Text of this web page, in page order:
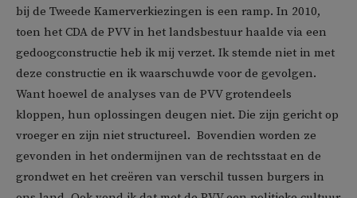
bij de Tweede Kamerverkiezingen is een ramp. In 2010,
toen het CDA de PVV in het landsbestuur haalde via een
gedoogconstructie heb ik mij verzet. Ik stemde niet in met
deze constructie en ik waarschuwde voor de gevolgen.
Want hoewel de analyses van de PVV grotendeels
kloppen, hun oplossingen deugen niet. Die zijn gericht op
vroeger en zijn niet structureel. Bovendien worden ze
gevonden in het ondermijnen van de rechtsstaat en de
grondwet en het creëren van verschil tussen burgers in